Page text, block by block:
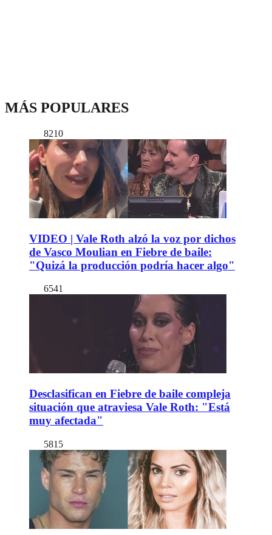
MÁS POPULARES
8210
VIDEO | Vale Roth alzó la voz por dichos
de Vasco Moulian en Fiebre de baile:
"Quizá la producción podría hacer algo"
6541
Desclasifican en Fiebre de baile compleja
situación que atraviesa Vale Roth: "Está
muy afectada"
5815